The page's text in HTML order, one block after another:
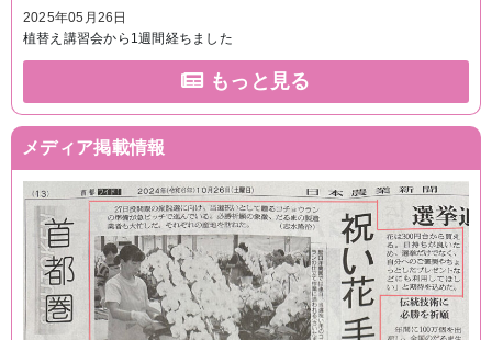
2025年05月26日
植替え講習会から1週間経ちました
もっと見る
メディア掲載情報